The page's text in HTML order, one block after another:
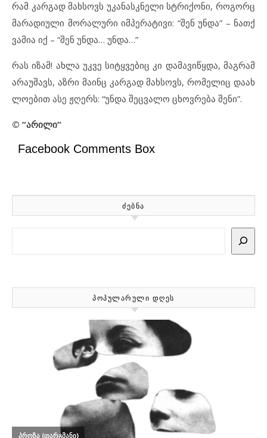
რამ კარგად მახსოვს უკანასკნელი სტრიქონი, როგორც
მარადიული მორალური იმპერატივი: “შენ უნდა” – ნათქ
ვამია იქ – “შენ უნდა… უნდა…”
რას იზამ! ახლა უკვე სიტყვებიც კი დამავიწყდა, მაგრამ
არაუშავს, აზრი მაინც კარგად მახსოვს, რომელიც დაახ
ლოებით ასე ჟღერს: “უნდა შეცვალო ცხოვრება შენი”.
© ”არილი”
Facebook Comments Box
ᲫᲔᲑᲜᲐ
ᲞᲝᲞᲣᲚᲐᲠᲣᲚᲘ ᲓᲦᲔᲡ